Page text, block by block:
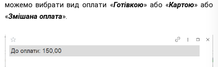
можемо вибрати вид оплати «Готівкою» або «Картою» або
«Змішана оплата».